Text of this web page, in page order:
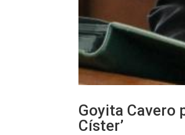
Goyita Cavero
Císter’